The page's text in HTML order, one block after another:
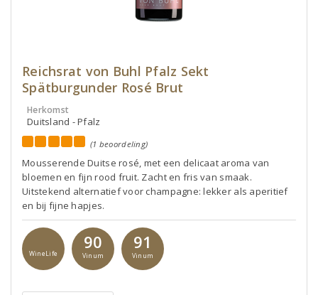
Reichsrat von Buhl Pfalz Sekt
Spätburgunder Rosé Brut
Herkomst
Duitsland - Pfalz
(1 beoordeling)
Mousserende Duitse rosé, met een delicaat aroma van
bloemen en fijn rood fruit. Zacht en fris van smaak.
Uitstekend alternatief voor champagne: lekker als aperitief
en bij fijne hapjes.
WineLife
90
Vinum
91
Vinum